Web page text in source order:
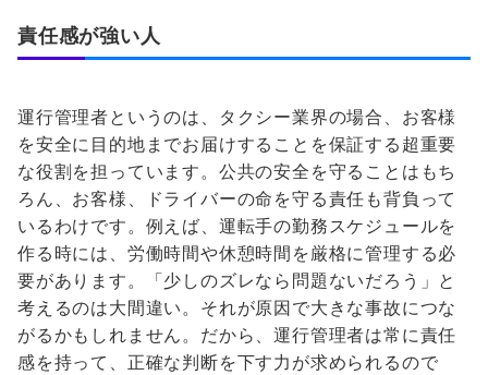
責任感が強い人
運行管理者というのは、タクシー業界の場合、お客様
を安全に目的地までお届けすることを保証する超重要
な役割を担っています。公共の安全を守ることはもち
ろん、お客様、ドライバーの命を守る責任も背負って
いるわけです。例えば、運転手の勤務スケジュールを
作る時には、労働時間や休憩時間を厳格に管理する必
要があります。「少しのズレなら問題ないだろう」と
考えるのは大間違い。それが原因で大きな事故につな
がるかもしれません。だから、運行管理者は常に責任
感を持って、正確な判断を下す力が求められるので